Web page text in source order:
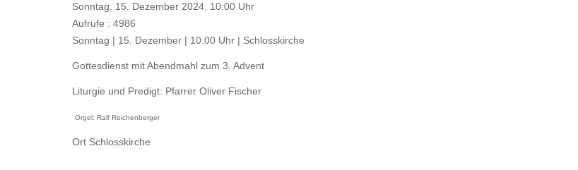
Sonntag, 15. Dezember 2024, 10:00 Uhr
Aufrufe : 4986
Sonntag | 15. Dezember | 10.00 Uhr | Schlosskirche
Gottesdienst mit Abendmahl zum 3. Advent
Liturgie und Predigt: Pfarrer Oliver Fischer
Orgel: Ralf Reichenberger
Ort Schlosskirche